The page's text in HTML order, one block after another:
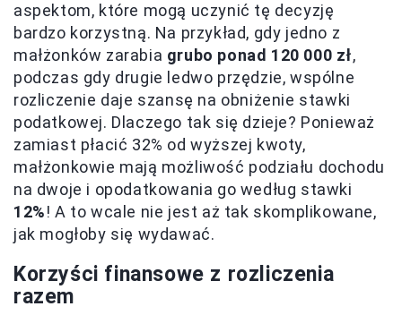
aspektom, które mogą uczynić tę decyzję
bardzo korzystną. Na przykład, gdy jedno z
małżonków zarabia grubo ponad 120 000 zł,
podczas gdy drugie ledwo przędzie, wspólne
rozliczenie daje szansę na obniżenie stawki
podatkowej. Dlaczego tak się dzieje? Ponieważ
zamiast płacić 32% od wyższej kwoty,
małżonkowie mają możliwość podziału dochodu
na dwoje i opodatkowania go według stawki
12%! A to wcale nie jest aż tak skomplikowane,
jak mogłoby się wydawać.
Korzyści finansowe z rozliczenia
razem